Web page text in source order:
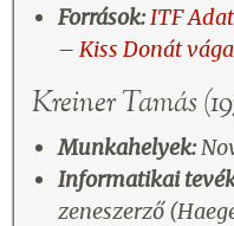
Források:ITF
– Kiss Donát
Kreiner Tamás
Munkahelyek:
Informatikai
zeneszerző